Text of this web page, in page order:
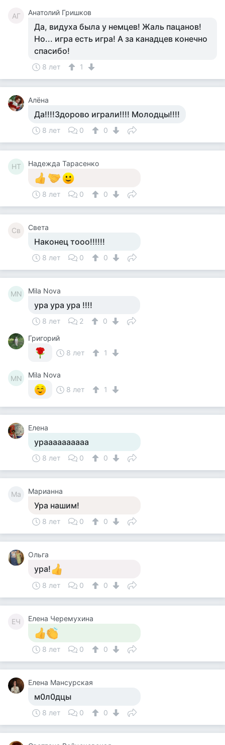
АГ Анатолий Гришков
Да, видуха была у немцев! Жаль пацанов!
Но... игра есть игра! А за канадцев конечно
спасибо!
8 лет 1
Алёна
Да!!!!Здорово играли!!!! Молодцы!!!!
8 лет 0 0
НТ Надежда Тарасенко
8 лет 0 0
Св Света
Наконец тооо!!!!!!
8 лет 0 0
MN Mila Nova
ура ура ура !!!!
8 лет 2
0
Григорий
8 лет
1
MN
Mila Nova
8 лет
1
Елена
ураааааааааа
8 лет 0 0
Ма Марианна
Ура нашим!
8 лет 0 0
Ольга
ура!
8 лет 0 0
ЕЧ Елена Черемухина
8 лет 0 0
Елена Мансурская
м0л0дцы
8 лет 0 0